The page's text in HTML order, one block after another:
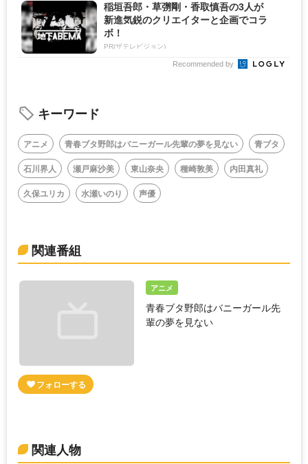
稲垣吾郎・草彅剛・香取慎吾の3人が
新進気鋭のクリエイターと企画でコラ
ボ！
PR(ザテレビジョン)
Recommended by
キーワード
アニメ 青春ブタ野郎はバニーガール先輩の夢を見ない
青ブタ
石川界人
瀬戸麻沙美 東山奈央 種崎敦美
内田真礼
久保ユリカ
水瀬いのり 声優
関連番組
アニメ
青春ブタ野郎はバニーガール先
輩の夢を見ない
関連人物